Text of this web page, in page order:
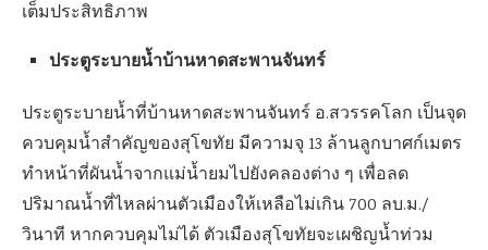
เต็มประสิทธิภาพ
ประตูระบายน้ำบ้านหาดสะพานจันทร์
ประตูระบายน้ำที่บ้านหาดสะพานจันทร์ อ.สวรรคโลก เป็นจุด
ควบคุมน้ำสำคัญของสุโขทัย มีความจุ 13 ล้านลูกบาศก์เมตร
ทำหน้าที่ผันน้ำจากแม่น้ำยมไปยังคลองต่าง ๆ เพื่อลด
ปริมาณน้ำที่ไหลผ่านตัวเมืองให้เหลือไม่เกิน 700 ลบ.ม./
วินาที หากควบคุมไม่ได้ ตัวเมืองสุโขทัยจะเผชิญน้ำท่วม